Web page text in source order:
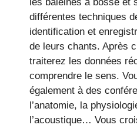
différentes techniques
identification et
de leurs chants. Après
traiterez les données
comprendre le sens.
également à des
l’anatomie, la
l’acoustique… Vous